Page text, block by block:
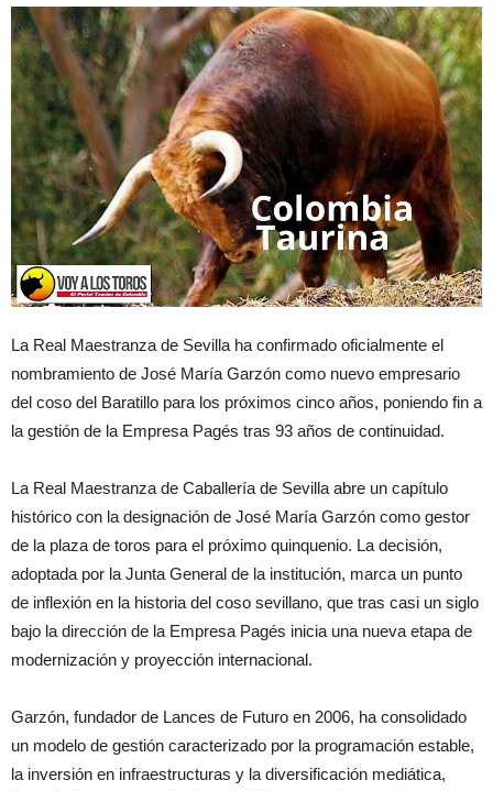
La Real Maestranza de Sevilla ha confirmado oficialmente el
nombramiento de José María Garzón como nuevo empresario
del coso del Baratillo para los próximos cinco años, poniendo fin a
la gestión de la Empresa Pagés tras 93 años de continuidad.
La Real Maestranza de Caballería de Sevilla abre un capítulo
histórico con la designación de José María Garzón como gestor
de la plaza de toros para el próximo quinquenio. La decisión,
adoptada por la Junta General de la institución, marca un punto
de inflexión en la historia del coso sevillano, que tras casi un siglo
bajo la dirección de la Empresa Pagés inicia una nueva etapa de
modernización y proyección internacional.
Garzón, fundador de Lances de Futuro en 2006, ha consolidado
un modelo de gestión caracterizado por la programación estable,
la inversión en infraestructuras y la diversificación mediática,